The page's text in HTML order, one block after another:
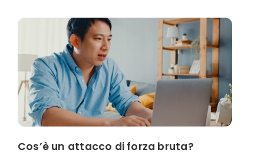
Cos’è un attacco di forza bruta?